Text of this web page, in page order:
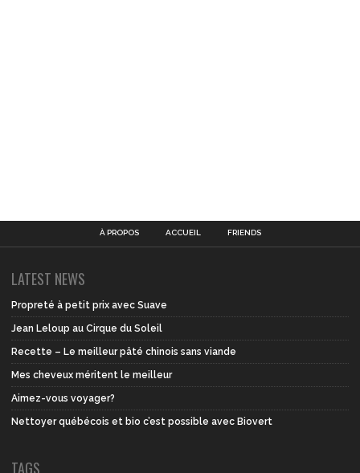
À PROPOS ACCUEIL FRIENDS
LATEST NEWS
Propreté à petit prix avec Suave
Jean Leloup au Cirque du Soleil
Recette – Le meilleur pâté chinois sans viande
Mes cheveux méritent le meilleur
Aimez-vous voyager?
Nettoyer québécois et bio c’est possible avec Biovert
TAGS